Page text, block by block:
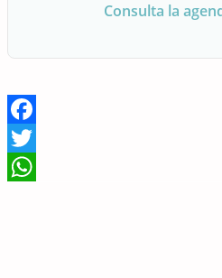
Consulta la
Facebook
Twitter